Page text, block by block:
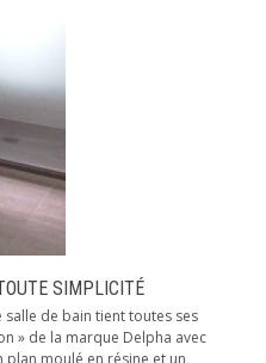
SIMPLICITÉ
de bain tient toutes ses
» de la marque Delpha avec
plan moulé en résine et un